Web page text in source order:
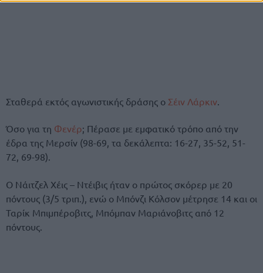
Σταθερά εκτός αγωνιστικής δράσης ο Σέιν Λάρκιν.
Όσο για τη Φενέρ; Πέρασε με εμφατικό τρόπο από την
έδρα της Μερσίν (98-69, τα δεκάλεπτα: 16-27, 35-52, 51-
72, 69-98).
Ο Νάιτζελ Χέις – Ντέιβις ήταν ο πρώτος σκόρερ με 20
πόντους (3/5 τριπ.), ενώ ο Μπόνζι Κόλσον μέτρησε 14 και οι
Ταρίκ Μπιμπέροβιτς, Μπόμπαν Μαριάνοβιτς από 12
πόντους.